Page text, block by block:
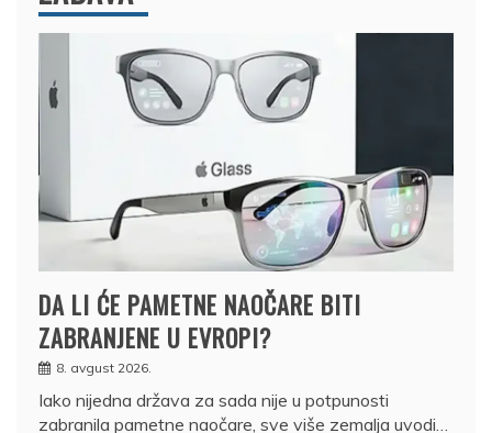
DA LI ĆE PAMETNE NAOČARE BITI
ZABRANJENE U EVROPI?
8. avgust 2026.
Iako nijedna država za sada nije u potpunosti
zabranila pametne naočare, sve više zemalja uvodi…